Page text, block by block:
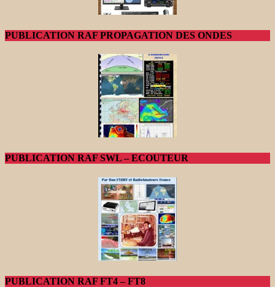
PUBLICATION RAF PROPAGATION DES ONDES
PUBLICATION RAF SWL – ECOUTEUR
PUBLICATION RAF FT4 – FT8